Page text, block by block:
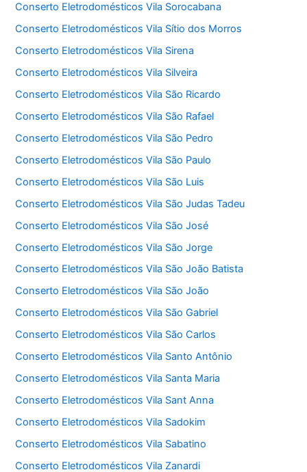
Conserto Eletrodomésticos Vila Sorocabana
Conserto Eletrodomésticos Vila Sítio dos Morros
Conserto Eletrodomésticos Vila Sirena
Conserto Eletrodomésticos Vila Silveira
Conserto Eletrodomésticos Vila São Ricardo
Conserto Eletrodomésticos Vila São Rafael
Conserto Eletrodomésticos Vila São Pedro
Conserto Eletrodomésticos Vila São Paulo
Conserto Eletrodomésticos Vila São Luis
Conserto Eletrodomésticos Vila São Judas Tadeu
Conserto Eletrodomésticos Vila São José
Conserto Eletrodomésticos Vila São Jorge
Conserto Eletrodomésticos Vila São João Batista
Conserto Eletrodomésticos Vila São João
Conserto Eletrodomésticos Vila São Gabriel
Conserto Eletrodomésticos Vila São Carlos
Conserto Eletrodomésticos Vila Santo Antônio
Conserto Eletrodomésticos Vila Santa Maria
Conserto Eletrodomésticos Vila Sant Anna
Conserto Eletrodomésticos Vila Sadokim
Conserto Eletrodomésticos Vila Sabatino
Conserto Eletrodomésticos Vila Zanardi